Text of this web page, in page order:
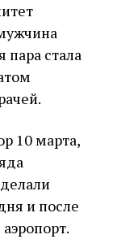
пара стала
10 марта,
и после